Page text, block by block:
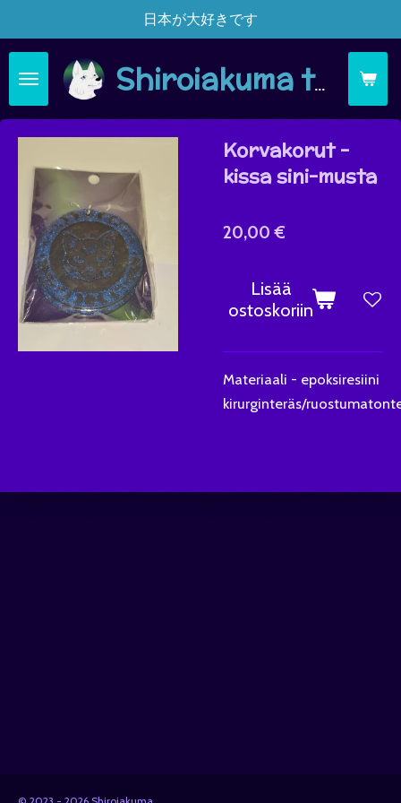
pääsisältöön
Shiroiakuma täsä moi
日本が大好きです
Korvakorut -
kissa sini-musta
20,00 €
Lisää
ostoskoriin
Materiaali - epoksiresiini
kirurginteräs/